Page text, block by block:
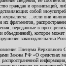
граждан и организаций,
собой
...если они
их фрагментов,
переданные в пресс-
объединений), которое
законодательства
Пленума
Закона РФ «О средствах
информации,